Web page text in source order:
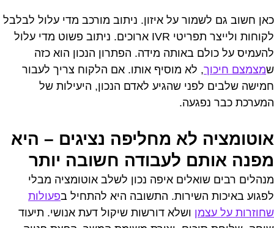
כאן חשוב גם לשמור על איזון. ניתוב מורכב מדי עלול לבלבל
לקוחות ולייצר תפריטי IVR ארוכים. ניתוב פשוט מדי עלול
להעמיס על כולם באותה מידה. הפתרון הנכון הוא כזה
שמצמצם חיכוך, לא מוסיף אותו. אם הלקוח צריך לעבור
חמישה שלבים לפני שהגיע לאדם הנכון, היעילות של
המערכת כבר נפגעה.
אוטומציה לא מחליפה נציגים – היא
מפנה אותם לעבודה חשובה יותר
מנהלים רבים שואלים איפה נכון לשלב אוטומציה מבלי
לפגוע באיכות השירות. התשובה היא להתחיל בפעולות
שחוזרות על עצמן ושלא דורשות שיקול דעת אנושי. תיעוד